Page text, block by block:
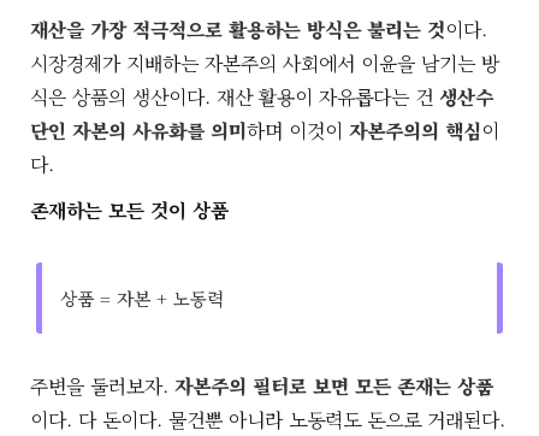
재산을 가장 적극적으로 활용하는 방식은 불리는 것이다.
시장경제가 지배하는 자본주의 사회에서 이윤을 남기는 방
식은 상품의 생산이다. 재산 활용이 자유롭다는 건 생산수
단인 자본의 사유화를 의미하며 이것이 자본주의의 핵심이
다.
존재하는 모든 것이 상품
상품 = 자본 + 노동력
주변을 둘러보자. 자본주의 필터로 보면 모든 존재는 상품
이다. 다 돈이다. 물건뿐 아니라 노동력도 돈으로 거래된다.